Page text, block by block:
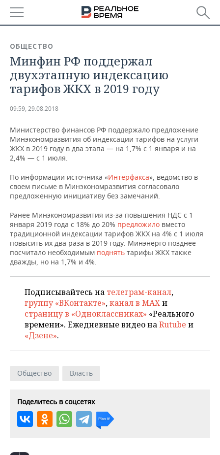
БАШКОРТОСТАН
ТАТАРСТАН
НОВОСТИ
АНАЛИТИКА
ДЕКЛАРАЦИИ О ДОХОДАХ
КОРОЛИ ГОСЗАКАЗА ПФО
КОМУ ПРИНАДЛЕЖАТ
ТОРГОВЫЕ ЦЕНТРЫ
НОВОСТИ ЭКОНОМИКИ
ФИНАНСЫ
БЮДЖЕТ
ИНВЕСТИЦИИ
ПРОМЫШЛЕННОСТЬ
НОВОСТИ
ПРОМЫШЛЕННОСТИ
АГРОПРОМ
МАШИНОСТРОЕНИЕ
НЕФТЕХИМИЯ
НЕФТЬ
ЭНЕРГЕТИКА
НЕДВИЖИМОСТЬ
НОВОСТИ АВТО
БИЗНЕС
НОВОСТИ БИЗНЕСА
РОЗНИЧНАЯ ТОРГОВЛЯ
ТРАНСПОРТ
ТЕХНОЛОГИИ
НОВОСТИ ТЕХНОЛОГИЙ
IT
ТЕЛЕКОММУНИКАЦИИ
МЕРОПРИЯТИЯ
НОВОСТИ МЕРОПРИЯТИЙ
БИЗНЕС-БРАНЧИ
ONLINE-КОНФЕРЕНЦИИ
ОТКРЫТАЯ ЛЕКЦИЯ
СПОРТ
ФУТБОЛ
ХОККЕЙ
БАСКЕТБОЛ
ВОЛЕЙБОЛ
КИБЕРСПОРТ
ФИГУРНОЕ КАТАНИЕ
НОВОСТИ ОБЩЕСТВА
ВЛАСТЬ
ИНФРАСТРУКТУРА
ИСТОРИЯ
КУЛЬТУРА
МЕДИЦИНА
ФОТОГАЛЕРЕЯ
СЮЖЕТЫ
СПРАВОЧНИК
СПИСОК ПЕРСОН
СПИСОК КОМПАНИЙ
ПОЛНАЯ ВЕРСИЯ
ОБЩЕСТВО
Минфин РФ поддержал
двухэтапную индексацию
тарифов ЖКХ в 2019 году
09:59, 29.08.2018
Министерство финансов РФ поддержало предложение
Минэкономразвития об индексации тарифов на услуги
ЖКХ в 2019 году в два этапа — на 1,7% с 1 января и на
2,4% — с 1 июля.
По информации источника «Интерфакса», ведомство в
своем письме в Минэкономразвития согласовало
предложенную инициативу без замечаний.
Ранее Минэкономразвития из-за повышения НДС с 1
января 2019 года с 18% до 20% предложило вместо
традиционной индексации тарифов ЖКХ на 4% с 1 июля
повысить их два раза в 2019 году. Минэнерго позднее
посчитало необходимым поднять тарифы ЖКХ также
дважды, но на 1,7% и 4%.
Подписывайтесь на телеграм-канал,
группу «ВКонтакте»,канал в MAXи
страницу в «Одноклассниках» «Реального
времени». Ежедневные видео наRutube и
«Дзене».
Общество Власть
Поделитесь в соцсетях